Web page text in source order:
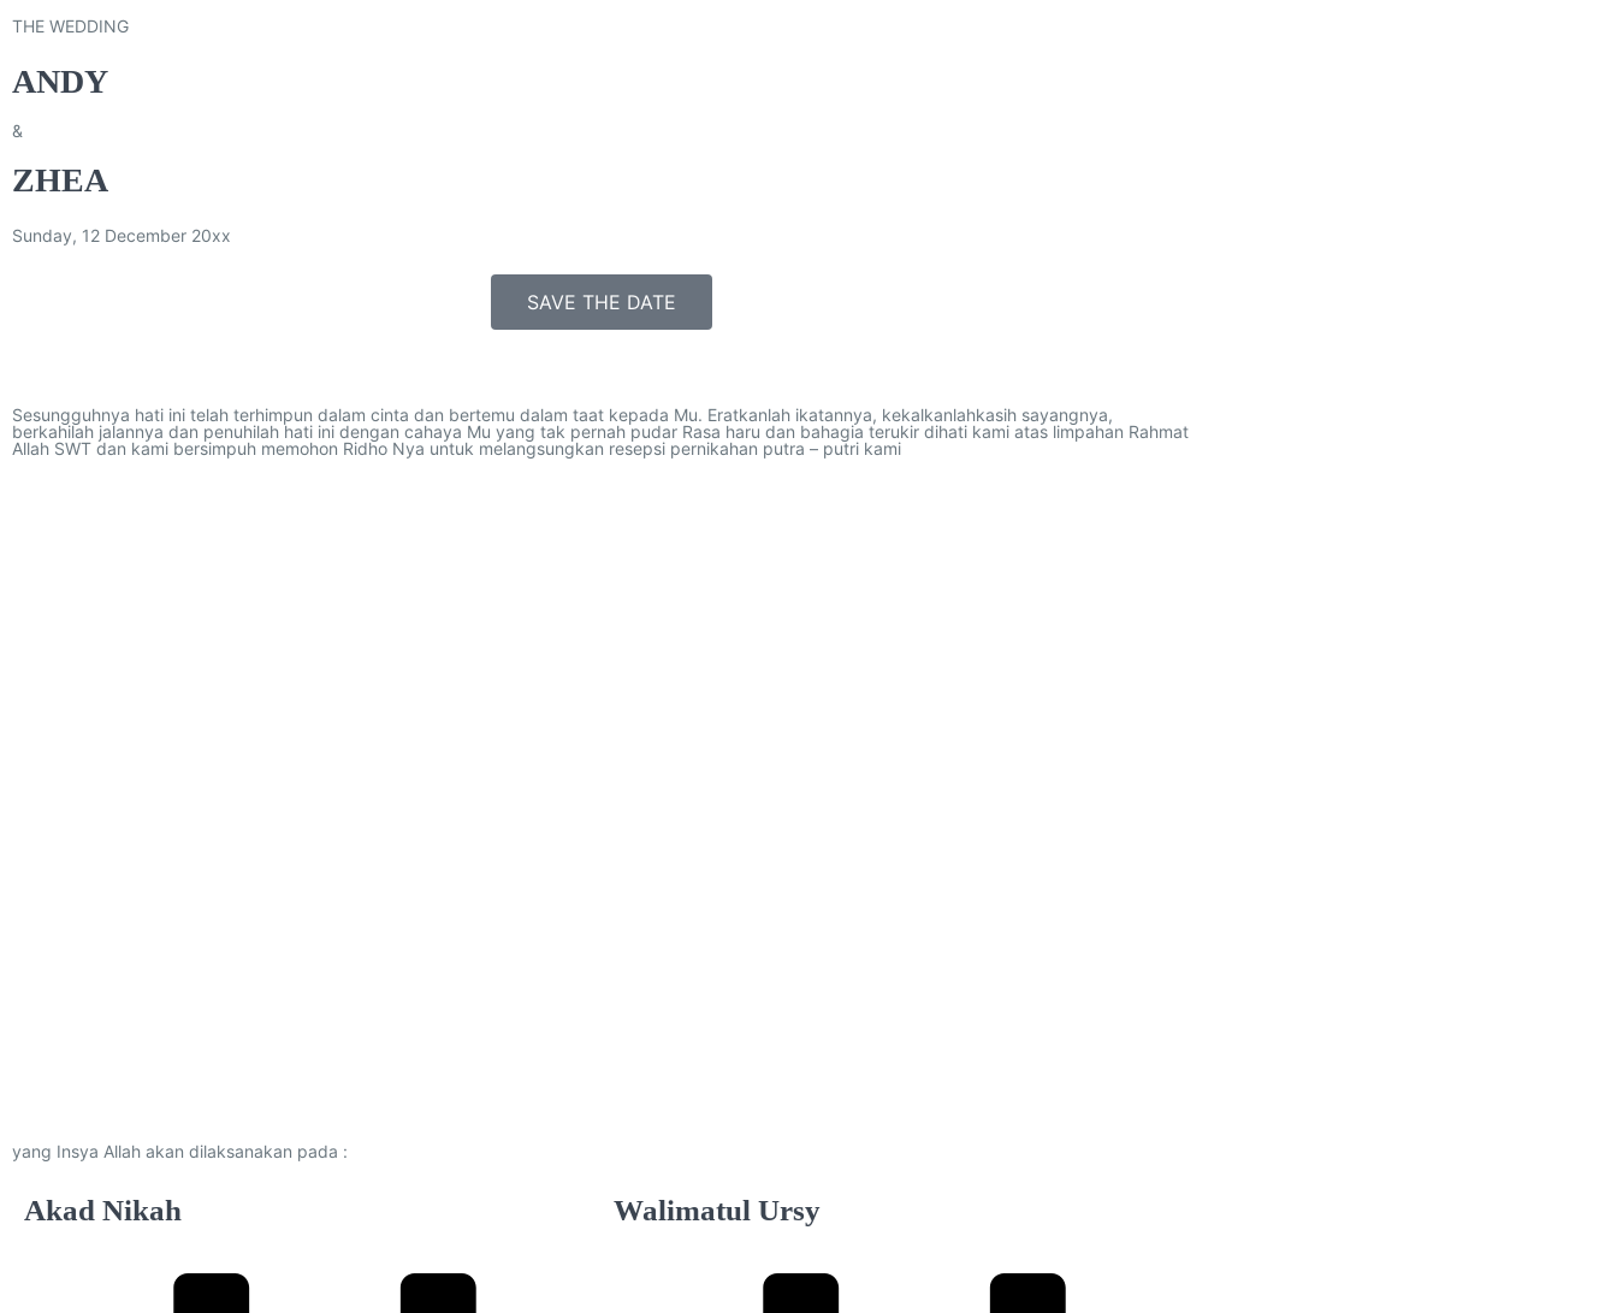
THE WEDDING
ANDY
&
ZHEA
Sunday, 12 December 20xx
SAVE THE DATE
Sesungguhnya hati ini telah terhimpun dalam cinta dan bertemu dalam taat kepada Mu. Eratkanlah ikatannya, kekalkanlahkasih sayangnya,
berkahilah jalannya dan penuhilah hati ini dengan cahaya Mu yang tak pernah pudar Rasa haru dan bahagia terukir dihati kami atas limpahan Rahmat
Allah SWT dan kami bersimpuh memohon Ridho Nya untuk melangsungkan resepsi pernikahan putra – putri kami
yang Insya Allah akan dilaksanakan pada :
Akad Nikah Walimatul Ursy